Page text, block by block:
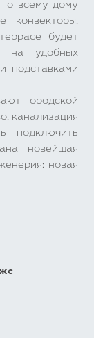
По всему дому
конвекторы.
будет
на удобных
подставками
городской
канализация
подключить
новейшая
новая